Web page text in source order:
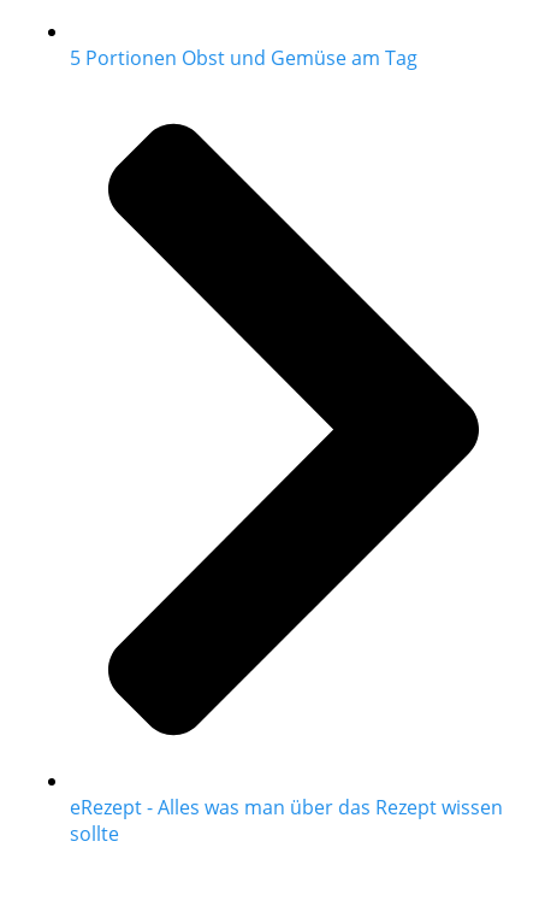
5 Portionen Obst und Gemüse am Tag
eRezept - Alles was man über das Rezept wissen
sollte